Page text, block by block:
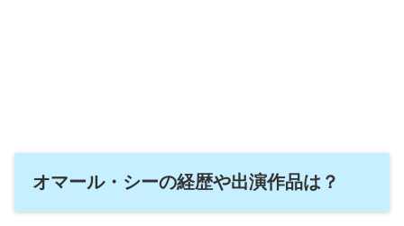
オマール・シーの経歴や出演作品は？